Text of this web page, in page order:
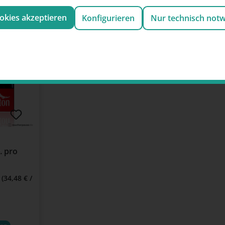
pro
(34,48 € /
akzeptieren Konfigurieren Nur technisch